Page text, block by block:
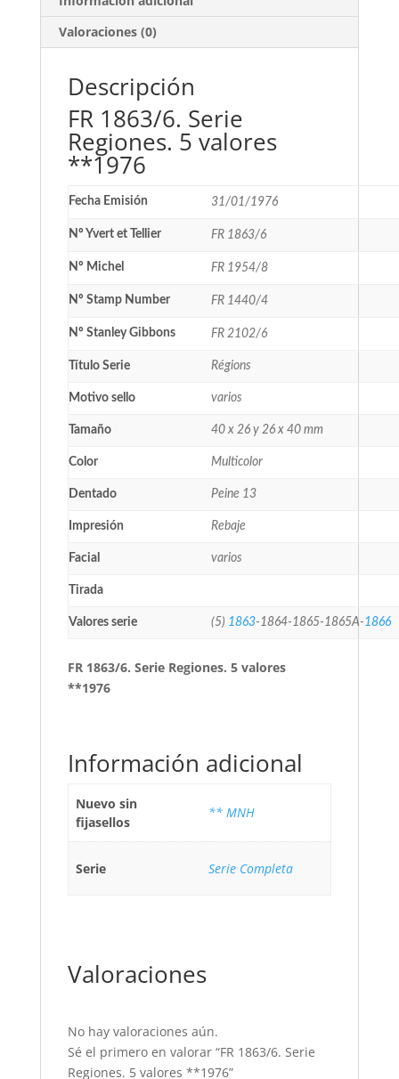
Valoraciones (0)
Descripción
FR 1863/6. Serie
Regiones. 5 valores
**1976
Fecha Emisión 31/01/1976
Nº Yvert et Tellier FR 1863/6
Nº Michel FR 1954/8
Nº Stamp Number FR 1440/4
Nº Stanley Gibbons FR 2102/6
Título Serie Régions
Motivo sello varios
Tamaño 40 x 26 y 26 x 40 mm
Color Multicolor
Dentado Peine 13
Impresión Rebaje
Facial varios
Tirada
Valores serie (5) 1863-1864-1865-1865A-1866
FR 1863/6. Serie Regiones. 5 valores
**1976
Información adicional
Nuevo sin
fijasellos
** MNH
Serie Serie Completa
Valoraciones
No hay valoraciones aún.
Sé el primero en valorar “FR 1863/6. Serie
Regiones. 5 valores **1976”